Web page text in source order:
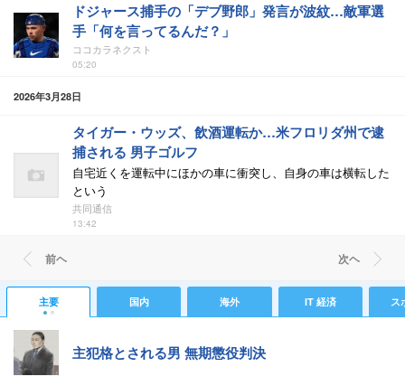
ドジャース捕手の「デブ野郎」発言が波紋…敵軍選
手「何を言ってるんだ？」
ココカラネクスト
05:20
2026年3月28日
タイガー・ウッズ、飲酒運転か…米フロリダ州で逮
捕される 男子ゴルフ
自宅近くを運転中にほかの車に衝突し、自身の車は横転した
という
共同通信
13:42
前ヘ 次ヘ
主要 国内 海外 IT 経済 ス
主犯格とされる男 無期懲役判決